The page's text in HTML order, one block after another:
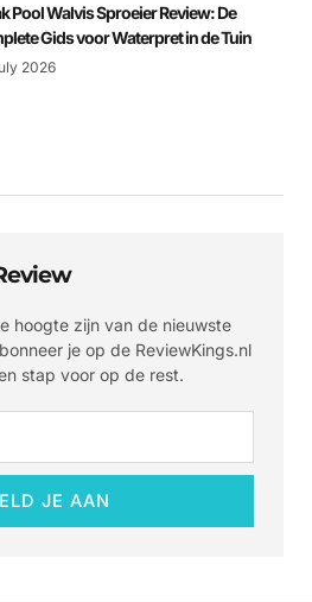
Pool Walvis Sproeier Review: De
Gids voor Waterpret in de Tuin
2026
hoogte zijn van de nieuwste
je op de ReviewKings.nl
stap voor op de rest.
JE AAN